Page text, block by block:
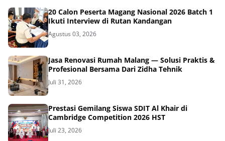
20 Calon Peserta Magang Nasional 2026 Batch 1
Ikuti Interview di Rutan Kandangan
Agustus 03, 2026
Jasa Renovasi Rumah Malang — Solusi Praktis &
Profesional Bersama Dari Zidha Tehnik
Juli 31, 2026
Prestasi Gemilang Siswa SDIT Al Khair di
Cambridge Competition 2026 HST
Juli 23, 2026